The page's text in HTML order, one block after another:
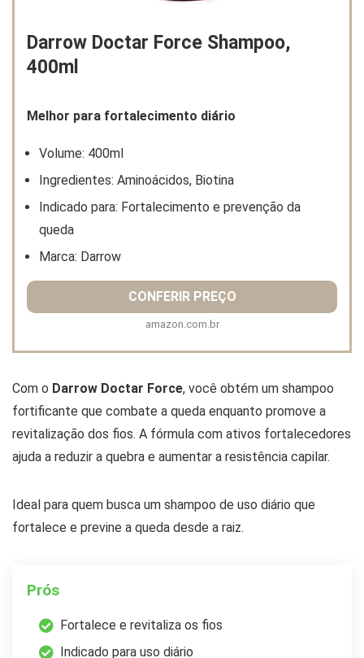
Darrow Doctar Force Shampoo,
400ml
Melhor para fortalecimento diário
Volume: 400ml
Ingredientes: Aminoácidos, Biotina
Indicado para: Fortalecimento e prevenção da
queda
Marca: Darrow
CONFERIR PREÇO
amazon.com.br
Com o Darrow Doctar Force, você obtém um shampoo
fortificante que combate a queda enquanto promove a
revitalização dos fios. A fórmula com ativos fortalecedores
ajuda a reduzir a quebra e aumentar a resistência capilar.
Ideal para quem busca um shampoo de uso diário que
fortalece e previne a queda desde a raiz.
Prós
Fortalece e revitaliza os fios
Indicado para uso diário